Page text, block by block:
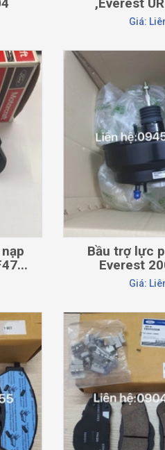
Giá:
CHI
Bầu trợ lực
Everest
Giá:
CHI